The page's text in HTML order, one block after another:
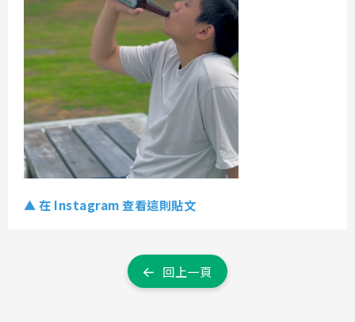
▲ 在 Instagram 查看這則貼文
回上一頁